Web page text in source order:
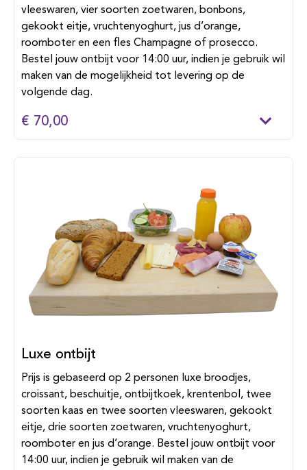
vleeswaren, vier soorten zoetwaren, bonbons,
gekookt eitje, vruchtenyoghurt, jus d’orange,
roomboter en een fles Champagne of prosecco.
Bestel jouw ontbijt voor 14:00 uur, indien je gebruik wil
maken van de mogelijkheid tot levering op de
volgende dag.
€ 70,00
Luxe ontbijt
Prijs is gebaseerd op 2 personen luxe broodjes,
croissant, beschuitje, ontbijtkoek, krentenbol, twee
soorten kaas en twee soorten vleeswaren, gekookt
eitje, drie soorten zoetwaren, vruchtenyoghurt,
roomboter en jus d’orange. Bestel jouw ontbijt voor
14:00 uur, indien je gebruik wil maken van de